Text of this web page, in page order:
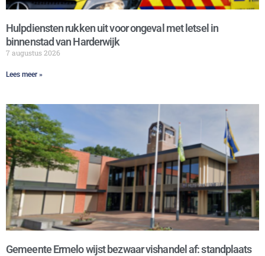
Hulpdiensten rukken uit voor ongeval met letsel in
binnenstad van Harderwijk
7 augustus 2026
Lees meer »
Gemeente Ermelo wijst bezwaar vishandel af: standplaats